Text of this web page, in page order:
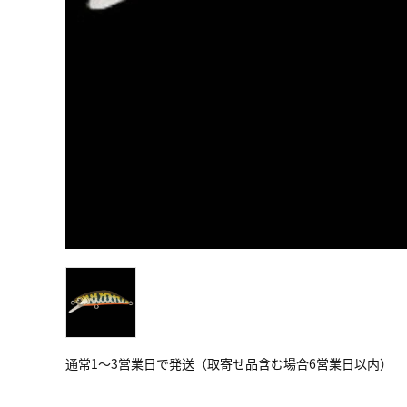
通常1～3営業日で発送（取寄せ品含む場合6営業日以内）